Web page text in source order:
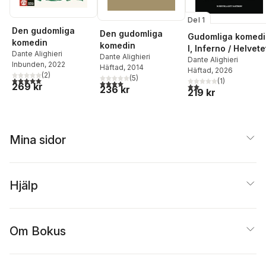
Den gudomliga
komedin
Dante Alighieri
Inbunden, 2022
5,0utav 5 stjärnor. Totalt antal röster:
(2)
269 kr
Den gudomliga
komedin
Dante Alighieri
Häftad, 2014
4,0utav 5 stjärnor. Totalt antal röster:
(5)
236 kr
Del 1
Gudomliga
I, Inferno /
Dante Alighieri
Häftad, 2026
2,0utav 5 stjärnor.
(1)
219 kr
Mina sidor
Hjälp
Om Bokus